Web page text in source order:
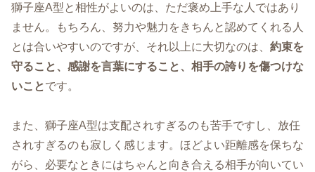
獅子座A型と相性がよいのは、ただ褒め上手な人ではあり
ません。もちろん、努力や魅力をきちんと認めてくれる人
とは合いやすいのですが、それ以上に大切なのは、 約束を
守ること、感謝を言葉にすること、相手の誇りを傷つけな
いことです。
また、獅子座A型は支配されすぎるのも苦手ですし、放任
されすぎるのも寂しく感じます。ほどよい距離感を保ちな
がら、必要なときにはちゃんと向き合える相手が向いてい